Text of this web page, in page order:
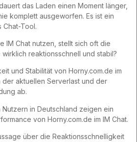
das Laden einen Moment länger,
komplett ausgeworfen. Es ist ein
Tool.
IM Chat nutzen, stellt sich oft die
wirklich reaktionsschnell und stabil?
und Stabilität von Horny.com.de im
der aktuellen Serverlast und der
ab.
in Deutschland zeigen ein
von Horny.com.de im IM Chat.
über die Reaktionsschnelligkeit